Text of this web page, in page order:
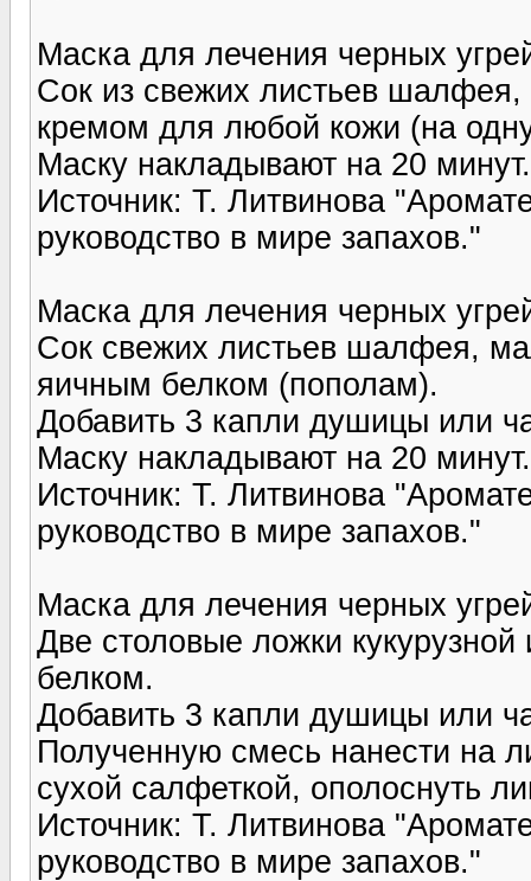
Маска для лечения черных
Сок из свежих листьев
кремом для любой кожи (на
Маску накладывают на 20
Источник: Т. Литвинова
руководство в мире запахов."
Маска для лечения черных
Сок свежих листьев шалфея,
яичным белком (пополам).
Добавить 3 капли душицы или
Маску накладывают на 20 минут.
Источник: Т. Литвинова
руководство в мире запахов."
Маска для лечения черных
Две столовые ложки
белком.
Добавить 3 капли душицы или
Полученную смесь нанести на
сухой салфеткой, ополоснуть
Источник: Т. Литвинова
руководство в мире запахов."